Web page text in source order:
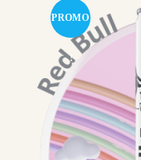
PROMO
!